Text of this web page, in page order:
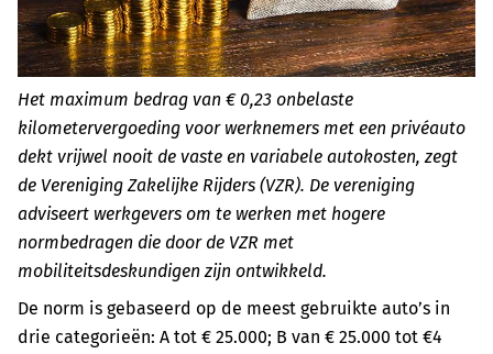
Het maximum bedrag van € 0,23 onbelaste
kilometervergoeding voor werknemers met een privéauto
dekt vrijwel nooit de vaste en variabele autokosten, zegt
de Vereniging Zakelijke Rijders (VZR). De vereniging
adviseert werkgevers om te werken met hogere
normbedragen die door de VZR met
mobiliteitsdeskundigen zijn ontwikkeld.
De norm is gebaseerd op de meest gebruikte auto’s in
drie categorieën: A tot € 25.000; B van € 25.000 tot €4